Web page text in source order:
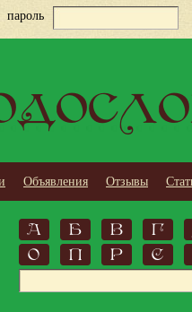
пароль
Объявления Отзывы
А Б В
Г
О
П Р С